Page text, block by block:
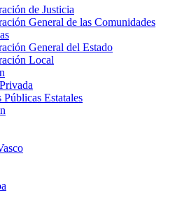
de Justicia
General de las Comunidades
General del Estado
Local
Públicas Estatales